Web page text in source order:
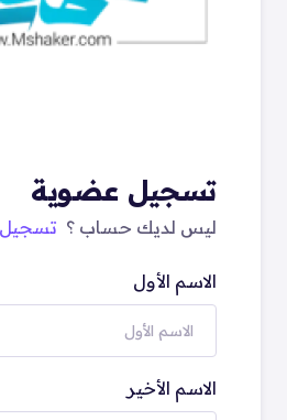
تسجيل عضوية
ليس لديك حساب ؟ تسجيل
الاسم الأول
الاسم الأخير